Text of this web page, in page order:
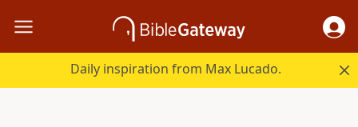
Daily inspiration from Max Lucado.